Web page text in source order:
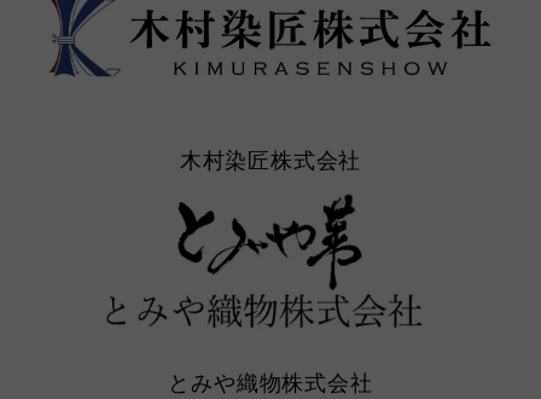
木村染匠株式会社
とみや織物株式会社